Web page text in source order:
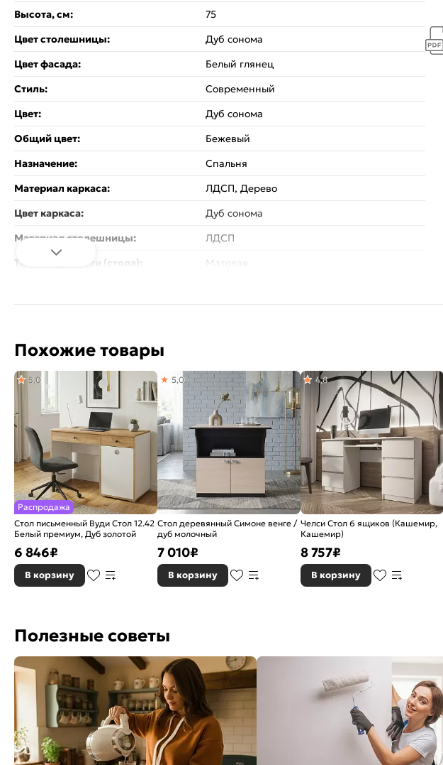
Высота, см:
75
Цвет столешницы:
Дуб сонома
Цвет фасада:
Белый глянец
Стиль:
Современный
Цвет:
Дуб сонома
Общий цвет:
Бежевый
Назначение:
Спальня
Материал каркаса:
ЛДСП, Дерево
Цвет каркаса:
Дуб сонома
Материал столешницы:
ЛДСП
Тип поверхности (стола):
Матовая
Гарантия:
18 месяцев
Рисунок:
Однотонный
Вес:
Похожие товары
Распродажа
Стол письменный Вуди Стол 12.42
Белый премиум, Дуб золотой
5,0
6 846₽
В корзину
Стол деревянный Симоне венге /
дуб молочный
5,0
7 010₽
В корзину
Челси Стол 6 ящиков (Кашемир,
Кашемир)
4,8
8 757₽
В корзину
Полезные советы